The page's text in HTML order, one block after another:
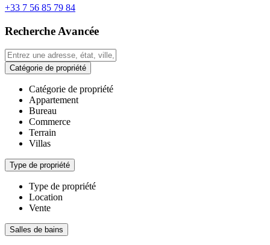
+33 7 56 85 79 84
Recherche Avancée
Catégorie de propriété
Catégorie de propriété
Appartement
Bureau
Commerce
Terrain
Villas
Type de propriété
Type de propriété
Location
Vente
Salles de bains